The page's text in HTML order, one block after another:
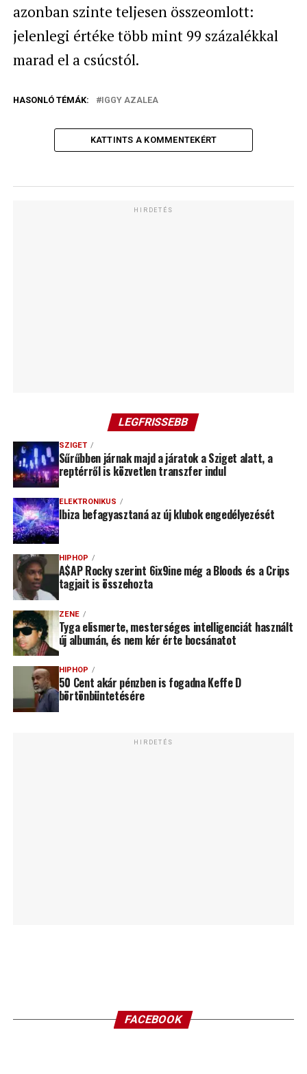
azonban szinte teljesen összeomlott:
jelenlegi értéke több mint 99 százalékkal
marad el a csúcstól.
HASONLÓ TÉMÁK: IGGY AZALEA
KATTINTS A KOMMENTEKÉRT
HIRDETÉS
LEGFRISSEBB
SZIGET
Sűrűbben járnak majd a járatok a Sziget alatt, a
reptérről is közvetlen transzfer indul
ELEKTRONIKUS
Ibiza befagyasztaná az új klubok engedélyezését
HIPHOP
A$AP Rocky szerint 6ix9ine még a Bloods és a Crips
tagjait is összehozta
ZENE
Tyga elismerte, mesterséges intelligenciát használt
új albumán, és nem kér érte bocsánatot
HIPHOP
50 Cent akár pénzben is fogadna Keffe D
börtönbüntetésére
HIRDETÉS
FACEBOOK